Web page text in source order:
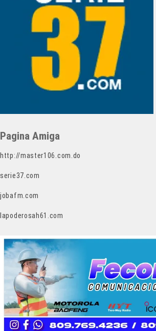
Pagina Amiga
http://master106.com.do
serie37.com
jobafm.com
lapoderosah61.com